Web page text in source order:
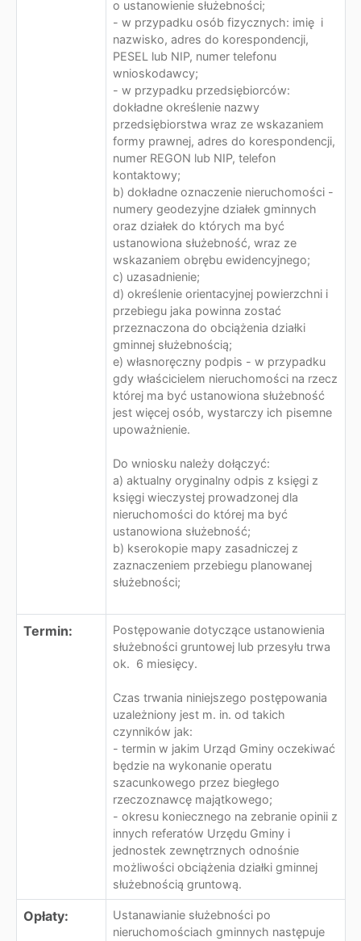
o ustanowienie służebności;
- w przypadku osób fizycznych: imię i
nazwisko, adres do korespondencji,
PESEL lub NIP, numer telefonu
wnioskodawcy;
- w przypadku przedsiębiorców:
dokładne określenie nazwy
przedsiębiorstwa wraz ze wskazaniem
formy prawnej, adres do korespondencji,
numer REGON lub NIP, telefon
kontaktowy;
b) dokładne oznaczenie nieruchomości -
numery geodezyjne działek gminnych
oraz działek do których ma być
ustanowiona służebność, wraz ze
wskazaniem obrębu ewidencyjnego;
c) uzasadnienie;
d) określenie orientacyjnej powierzchni i
przebiegu jaka powinna zostać
przeznaczona do obciążenia działki
gminnej służebnością;
e) własnoręczny podpis - w przypadku
gdy właścicielem nieruchomości na rzecz
której ma być ustanowiona służebność
jest więcej osób, wystarczy ich pisemne
upoważnienie.
Do wniosku należy dołączyć:
a) aktualny oryginalny odpis z księgi z
księgi wieczystej prowadzonej dla
nieruchomości do której ma być
ustanowiona służebność;
b) kserokopie mapy zasadniczej z
zaznaczeniem przebiegu planowanej
służebności;
Termin:
Postępowanie dotyczące ustanowienia
służebności gruntowej lub przesyłu trwa
ok. 6 miesięcy.
Czas trwania niniejszego postępowania
uzależniony jest m. in. od takich
czynników jak:
- termin w jakim Urząd Gminy oczekiwać
będzie na wykonanie operatu
szacunkowego przez biegłego
rzeczoznawcę majątkowego;
- okresu koniecznego na zebranie opinii z
innych referatów Urzędu Gminy i
jednostek zewnętrznych odnośnie
możliwości obciążenia działki gminnej
służebnością gruntową.
Opłaty:
Ustanawianie służebności po
nieruchomościach gminnych następuje